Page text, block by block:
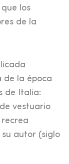
los
de la
de la época
de Italia:
vestuario
autor (siglo